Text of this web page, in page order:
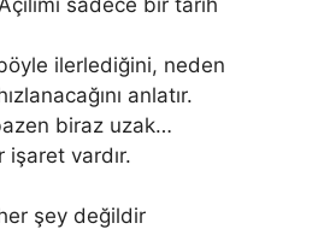
ilerlediğini, neden
anlatır.
biraz uzak…
vardır.
şey değildir